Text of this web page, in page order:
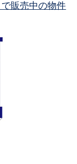
販売中の物件